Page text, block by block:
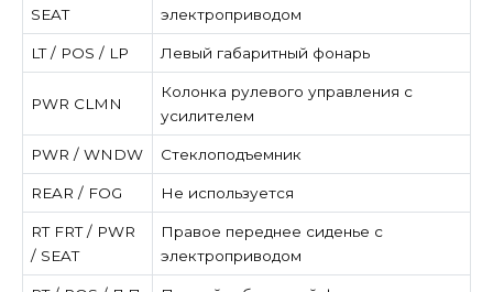
SEAT
электроприводом
LT / POS / LP Левый габаритный фонарь
PWR CLMN
Колонка рулевого управления с
усилителем
PWR / WNDW Стеклоподъемник
REAR / FOG Не используется
RT FRT / PWR
/ SEAT
Правое переднее сиденье с
электроприводом